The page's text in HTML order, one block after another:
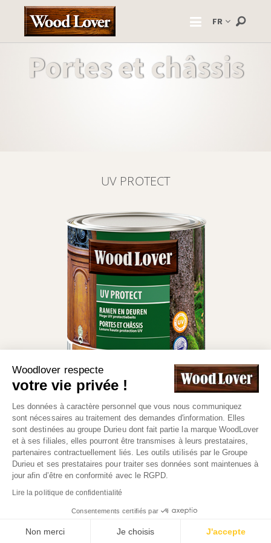
FR
Portes et châssis
UV PROTECT
© WOOD LOVER 2022 -Groupe DURIEU l Site réalisé
parAdfields
News|Plan de site|Mentions légales
Woodlover respecte
votre vie privée !
Les données à caractère personnel que vous nous communiquez
sont nécessaires au traitement des demandes d'information. Elles
sont destinées au groupe Durieu dont fait partie la marque WoodLover
et à ses filiales, elles pourront être transmises à leurs prestataires,
partenaires contractuellement liés. Les outils utilisés par le Groupe
Durieu et ses prestataires pour traiter ses données sont maintenues à
jour afin d’être en conformité avec le RGPD.
Lire la politique de confidentialité
Consentements certifiés par
Non merci Je choisis J'accepte